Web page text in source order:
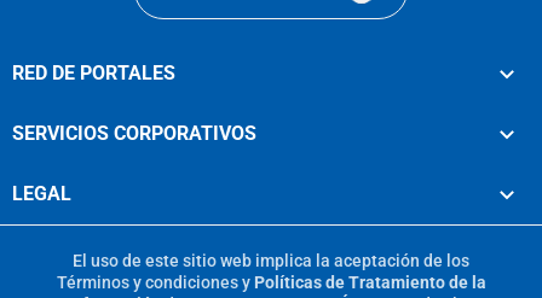
RED DE PORTALES
SERVICIOS CORPORATIVOS
LEGAL
El uso de este sitio web implica la aceptación de los
Términos y condicionesy Políticas de Tratamiento de la